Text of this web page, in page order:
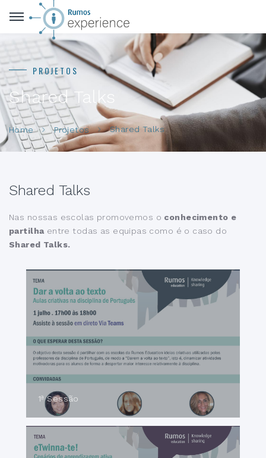
PROJETOS
Shared Talks
Home Projetos Shared Talks
Shared Talks
Nas nossas escolas promovemos o conhecimento e
partilha entre todas as equipas como é o caso do
Shared Talks.
1ª Sessão